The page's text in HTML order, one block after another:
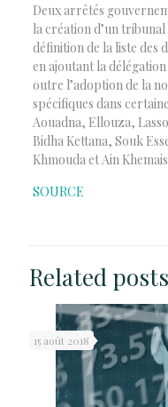
Deux arrêtés
la création d’un
définition de la liste des
en ajoutant la
outre l’adoption de la
spécifiques dans
Aouadna, Ellouza,
Bidha Kettana, Souk
Khmouda et Ain
SOURCE
Related posts
15 août 2018